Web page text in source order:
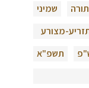
שמיני
מצורע
תשפ"א